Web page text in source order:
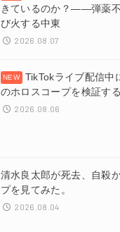
きているのか？——弾薬
び火する中東
2026.08.07
TikTokライブ配信中
のホロスコープを検証する
2026.08.06
清水良太郎が死去、自殺
プを見てみた。
2026.08.04